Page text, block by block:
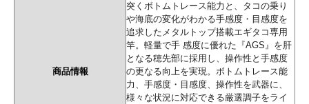
商品情報
突くボトムトレース能力と、タコの乗り
や海底の変化がわかる手感度・目感度を
追求したメタルトップ搭載エギタコ専用
竿。軽量で手 感度に優れた『AGS』を肝
となる穂先部に採用し、操作性と手感度
の更なる向上を実現。ボトムトレース能
力、手感度・目感度、操作性を武器に、
様々な状況に対応できる厳選調子をライ